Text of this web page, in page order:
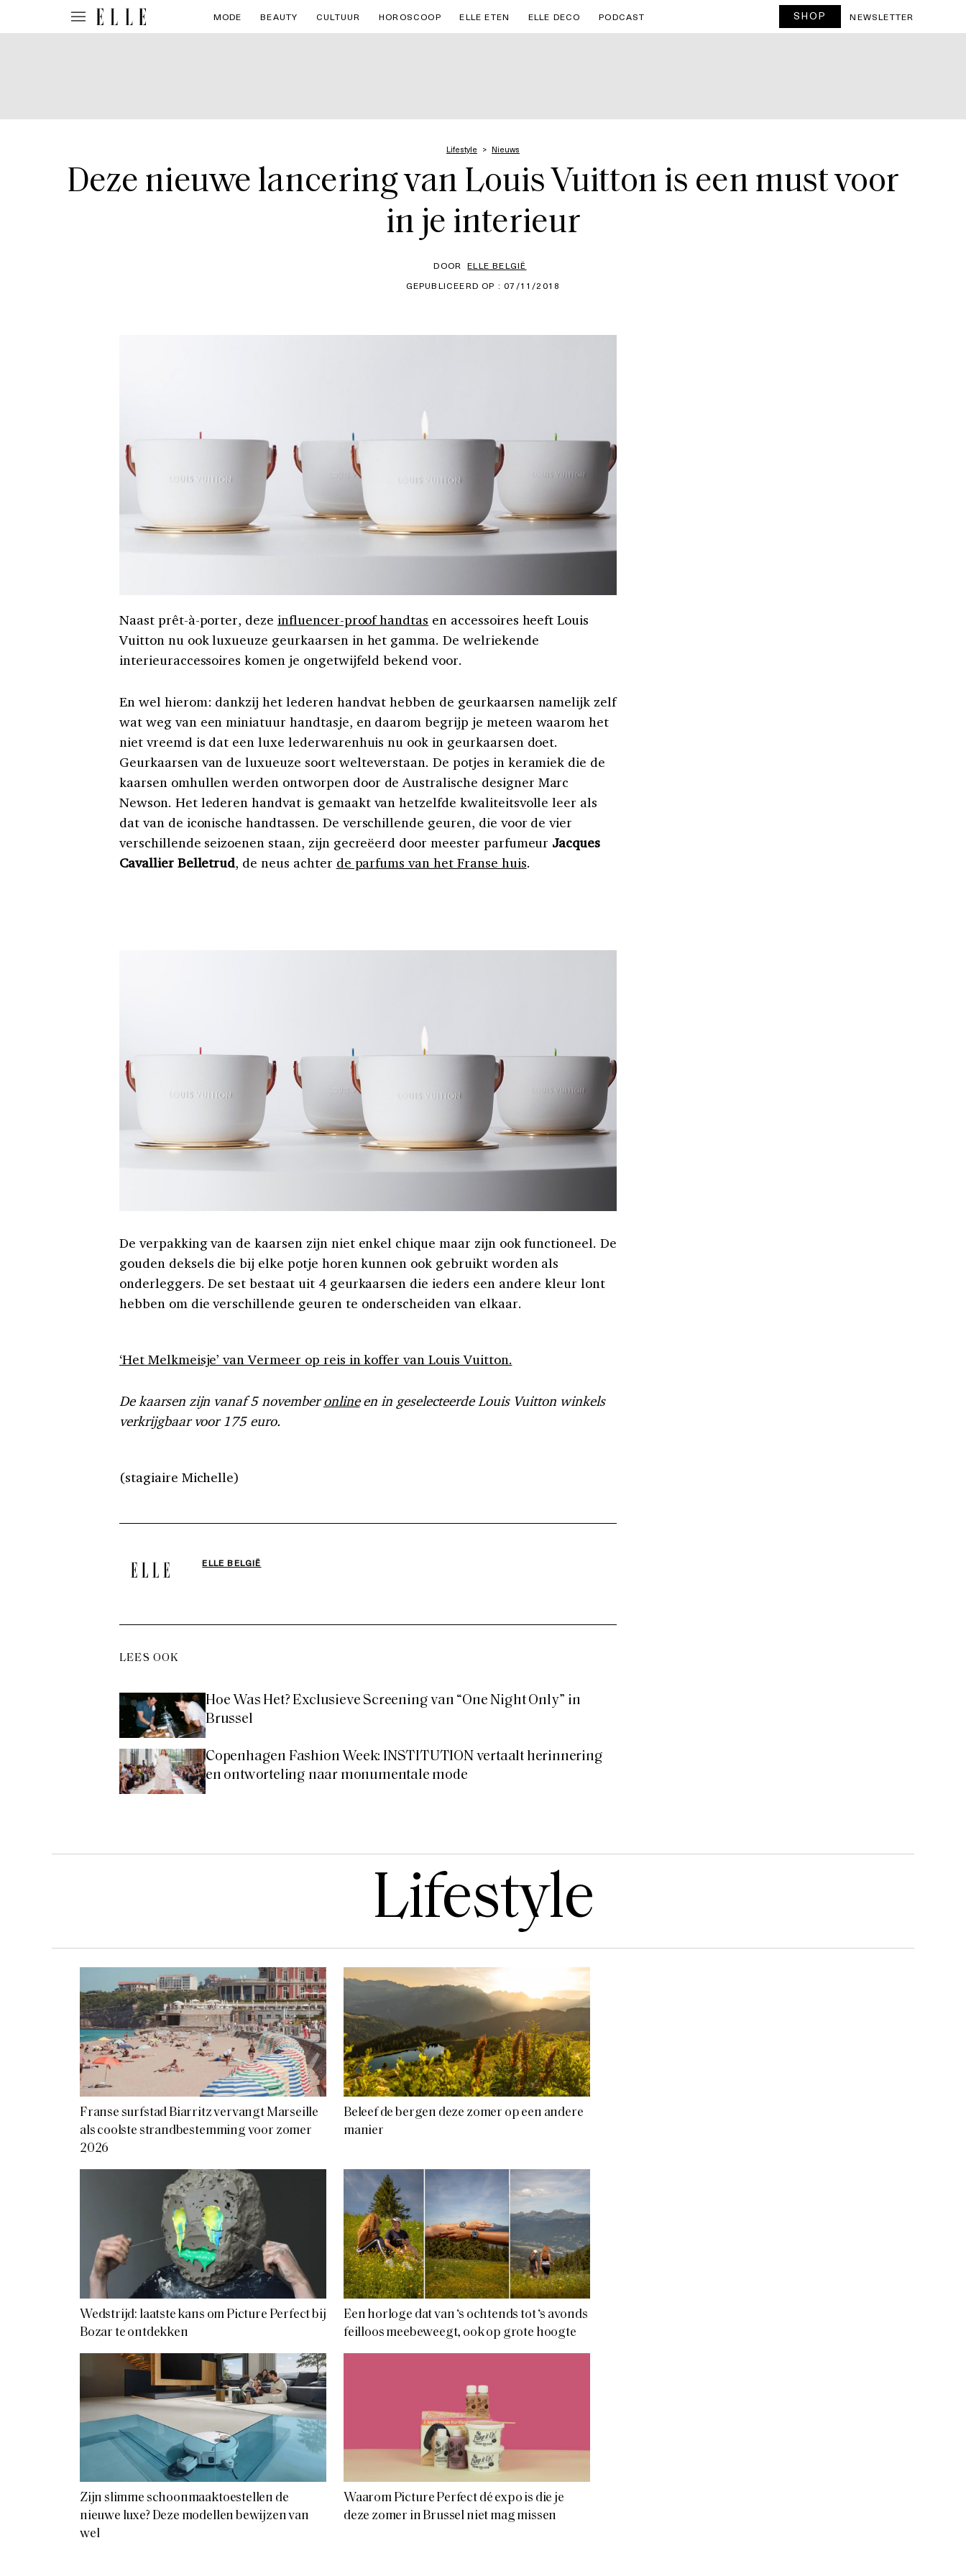
MODE BEAUTY CULTUUR HOROSCOOP ELLE ETEN ELLE DECO PODCAST SHOP NEWSLETTER
Lifestyle Nieuws
Deze nieuwe lancering van Louis Vuitton is een must voor
in je interieur
DOOR ELLE BELGIË
GEPUBLICEERD OP : 07/11/2018
Naast prêt-à-porter, dezeinfluencer-proof handtas en accessoires heeft Louis
Vuitton nu ook luxueuze geurkaarsen in het gamma. De welriekende
interieuraccessoires komen je ongetwijfeld bekend voor.
En wel hierom: dankzij het lederen handvat hebben de geurkaarsen namelijk zelf
wat weg van een miniatuur handtasje, en daarom begrijp je meteen waarom het
niet vreemd is dat een luxe lederwarenhuis nu ook in geurkaarsen doet.
Geurkaarsen van de luxueuze soort welteverstaan. De potjes in keramiek die de
kaarsen omhullen werden ontworpen door de Australische designer Marc
Newson. Het lederen handvat is gemaakt van hetzelfde kwaliteitsvolle leer als
dat van de iconische handtassen. De verschillende geuren, die voor de vier
verschillende seizoenen staan, zijn gecreëerd door meester parfumeur Jacques
Cavallier Belletrud, de neus achter de parfums van het Franse huis.
De verpakking van de kaarsen zijn niet enkel chique maar zijn ook functioneel. De
gouden deksels die bij elke potje horen kunnen ook gebruikt worden als
onderleggers. De set bestaat uit 4 geurkaarsen die ieders een andere kleur lont
hebben om die verschillende geuren te onderscheiden van elkaar.
‘Het Melkmeisje’ van Vermeer op reis in koffer van Louis Vuitton.
De kaarsen zijn vanaf 5 novemberonlineen in geselecteerde Louis Vuitton winkels
verkrijgbaar voor 175 euro.
(stagiaire Michelle)
ELLE BELGIË
LEES OOK
Hoe Was Het? Exclusieve Screening van “One Night Only” in
Brussel
Copenhagen Fashion Week: INSTITUTION vertaalt herinnering
en ontworteling naar monumentale mode
Lifestyle
Franse surfstad Biarritz vervangt Marseille
als coolste strandbestemming voor zomer
2026
Beleef de bergen deze zomer op een andere
manier
Wedstrijd: laatste kans om Picture Perfect bij
Bozar te ontdekken
Een horloge dat van ‘s ochtends tot ‘s avonds
feilloos meebeweegt, ook op grote hoogte
Zijn slimme schoonmaaktoestellen de
nieuwe luxe? Deze modellen bewijzen van
wel
Waarom Picture Perfect dé expo is die je
deze zomer in Brussel niet mag missen